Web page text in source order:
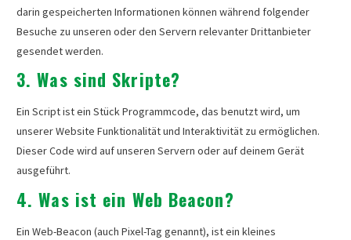
darin gespeicherten Informationen können während folgender
Besuche zu unseren oder den Servern relevanter Drittanbieter
gesendet werden.
3. Was sind Skripte?
Ein Script ist ein Stück Programmcode, das benutzt wird, um
unserer Website Funktionalität und Interaktivität zu ermöglichen.
Dieser Code wird auf unseren Servern oder auf deinem Gerät
ausgeführt.
4. Was ist ein Web Beacon?
Ein Web-Beacon (auch Pixel-Tag genannt), ist ein kleines